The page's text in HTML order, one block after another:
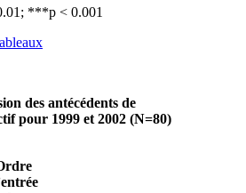
***p < 0.001
des antécédents de
pour 1999 et 2002 (N=80)